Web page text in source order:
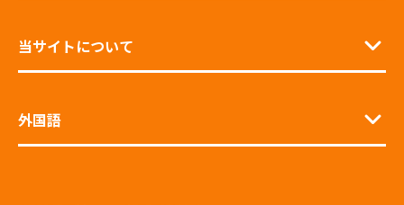
当サイトについて
外国語